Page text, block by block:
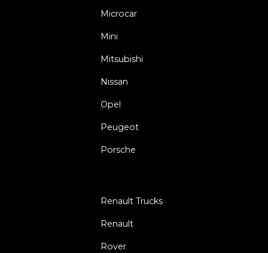
Microcar
Mini
Mitsubishi
Nissan
Opel
Peugeot
Porsche
Renault Trucks
Renault
Rover